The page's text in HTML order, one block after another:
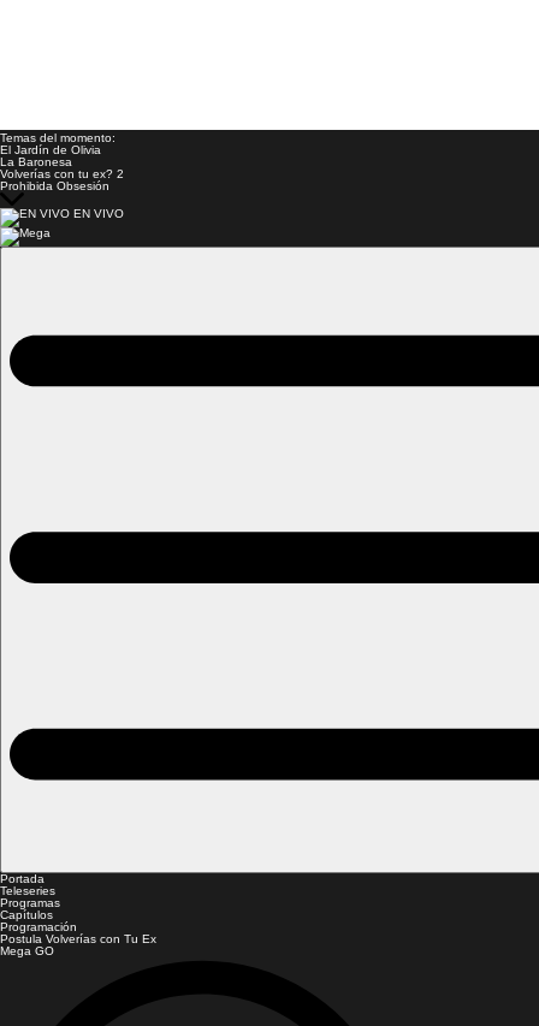
Temas del momento:
El Jardín de Olivia
La Baronesa
Volverías con tu ex? 2
Prohibida Obsesión
EN VIVO
Portada
Teleseries
Programas
Capítulos
Programación
Postula Volverías con Tu Ex
Mega GO